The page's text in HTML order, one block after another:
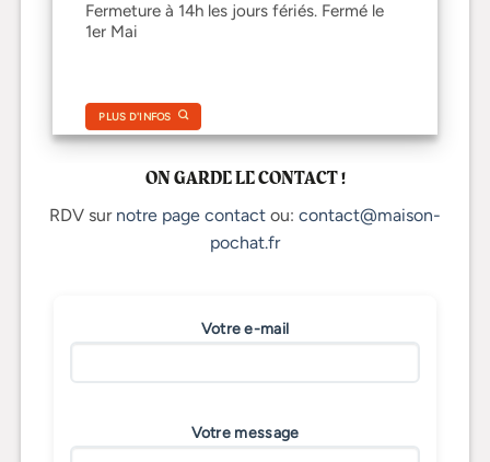
Fermeture à 14h les jours fériés. Fermé le
1er Mai
PLUS D'INFOS
ON GARDE LE CONTACT !
RDV sur notre page contact ou: contact@maison-
pochat.fr
Votre e-mail
Votre message